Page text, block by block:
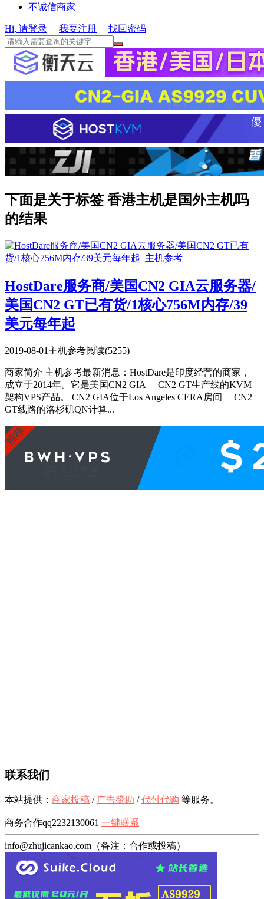
不诚信商家
Hi, 请登录 我要注册 找回密码
下面是关于标签 香港主机是国外主机吗
的结果
HostDare服务商/美国CN2 GIA云服务器/
美国CN2 GT已有货/1核心756M内存/39
美元每年起
2019-08-01 主机参考阅读(5255)
商家简介 主机参考最新消息：HostDare是印度经营的商家，
成立于2014年。它是美国CN2 GIA CN2 GT生产线的KVM
架构VPS产品。 CN2 GIA位于Los Angeles CERA房间 CN2
GT线路的洛杉矶QN计算...
联系我们
本站提供： 商家投稿 / 广告赞助 /代付代购 等服务。
商务合作qq2232130061 一键联系
info@zhujicankao.com（备注：合作或投稿）